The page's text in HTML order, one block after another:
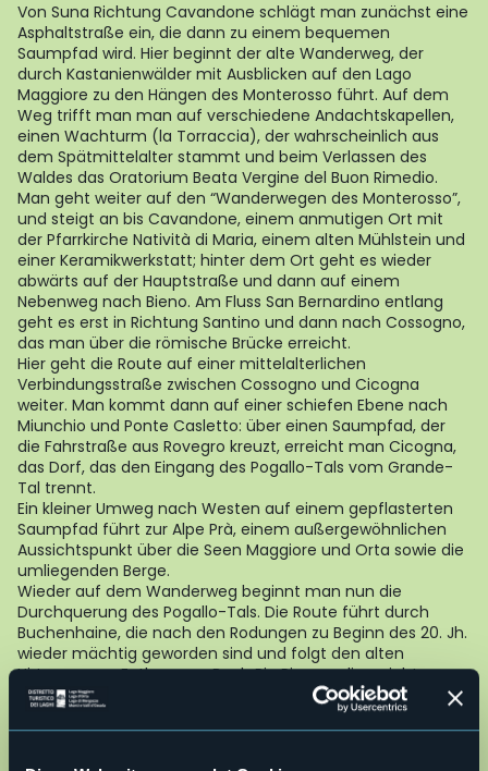
Von Suna Richtung Cavandone schlägt man zunächst eine
Asphaltstraße ein, die dann zu einem bequemen
Saumpfad wird. Hier beginnt der alte Wanderweg, der
durch Kastanienwälder mit Ausblicken auf den Lago
Maggiore zu den Hängen des Monterosso führt. Auf dem
Weg trifft man man auf verschiedene Andachtskapellen,
einen Wachturm (la Torraccia), der wahrscheinlich aus
dem Spätmittelalter stammt und beim Verlassen des
Waldes das Oratorium Beata Vergine del Buon Rimedio.
Man geht weiter auf den “Wanderwegen des Monterosso”,
und steigt an bis Cavandone, einem anmutigen Ort mit
der Pfarrkirche Natività di Maria, einem alten Mühlstein und
einer Keramikwerkstatt; hinter dem Ort geht es wieder
abwärts auf der Hauptstraße und dann auf einem
Nebenweg nach Bieno. Am Fluss San Bernardino entlang
geht es erst in Richtung Santino und dann nach Cossogno,
das man über die römische Brücke erreicht.
Hier geht die Route auf einer mittelalterlichen
Verbindungsstraße zwischen Cossogno und Cicogna
weiter. Man kommt dann auf einer schiefen Ebene nach
Miunchio und Ponte Casletto: über einen Saumpfad, der
die Fahrstraße aus Rovegro kreuzt, erreicht man Cicogna,
das Dorf, das den Eingang des Pogallo-Tals vom Grande-
Tal trennt.
Ein kleiner Umweg nach Westen auf einem gepflasterten
Saumpfad führt zur Alpe Prà, einem außergewöhnlichen
Aussichtspunkt über die Seen Maggiore und Orta sowie die
umliegenden Berge.
Wieder auf dem Wanderweg beginnt man nun die
Durchquerung des Pogallo-Tals. Die Route führt durch
Buchenhaine, die nach den Rodungen zu Beginn des 20. Jh.
wieder mächtig geworden sind und folgt den alten
Hirtenwegen. Entlang am Bach Rio Pianezzoli erreicht man
Pian di Boit und die Alpe Terza über einen Wanderweg, der
steil in einem abschüssigen Wald ansteigt: es geht dann
weiter nach Bocchetta di Terza und hinunter in das Finero-